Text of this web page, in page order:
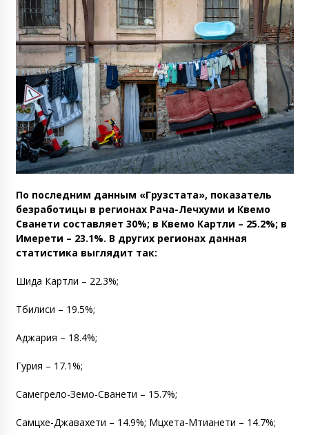
По последним данным «Грузстата», показатель
безработицы в регионах Рача-Лечхуми и Квемо
Сванети составляет 30%; в Квемо Картли – 25.2%; в
Имерети – 23.1%. В других регионах данная
статистика выглядит так:
Шида Картли – 22.3%;
Тбилиси – 19.5%;
Аджария – 18.4%;
Гурия – 17.1%;
Самегрело-Земо-Сванети – 15.7%;
Самцхе-Джавахети – 14.9%; Мцхета-Мтианети – 14.7%;